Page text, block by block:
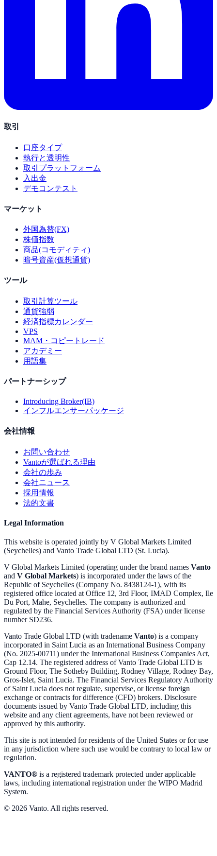
取引
口座タイプ
執行と透明性
取引プラットフォーム
入出金
デモコンテスト
マーケット
外国為替(FX)
株価指数
商品(コモディティ)
暗号資産(仮想通貨)
ツール
取引計算ツール
通貨強弱
経済指標カレンダー
VPS
MAM・コピートレード
アカデミー
用語集
パートナーシップ
Introducing Broker(IB)
インフルエンサーパッケージ
会社情報
お問い合わせ
Vantoが選ばれる理由
会社の歩み
会社ニュース
採用情報
法的文書
Legal Information
This website is operated jointly by V Global Markets Limited
(Seychelles) and Vanto Trade Global LTD (St. Lucia).
V Global Markets Limited (operating under the brand names Vanto
and V Global Markets) is incorporated under the laws of the
Republic of Seychelles (Company No. 8438124-1), with its
registered office located at Office 12, 3rd Floor, IMAD Complex, Ile
Du Port, Mahe, Seychelles. The company is authorized and
regulated by the Financial Services Authority (FSA) under license
number SD236.
Vanto Trade Global LTD (with tradename Vanto) is a company
incorporated in Saint Lucia as an International Business Company
(No. 2025-00711) under the International Business Companies Act,
Cap 12.14. The registered address of Vanto Trade Global LTD is
Ground Floor, The Sotheby Building, Rodney Village, Rodney Bay,
Gros-Islet, Saint Lucia. The Financial Services Regulatory Authority
of Saint Lucia does not regulate, supervise, or license foreign
exchange or contracts for difference (CFD) brokers. Disclosure
documents issued by Vanto Trade Global LTD, including this
website and any client agreements, have not been reviewed or
approved by this authority.
This site is not intended for residents of the United States or for use
in any jurisdiction where such use would be contrary to local law or
regulation.
VANTO® is a registered trademark protected under applicable
laws, including international registration under the WIPO Madrid
System.
© 2026 Vanto. All rights reserved.